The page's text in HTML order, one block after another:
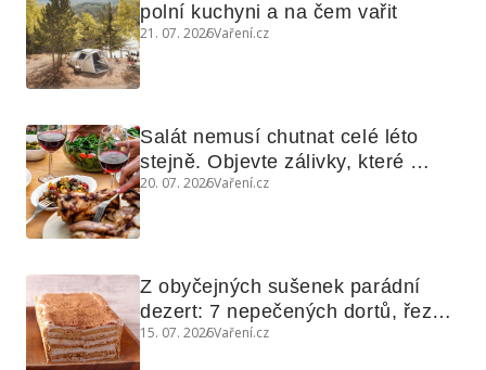
polní kuchyni a na čem vařit
21. 07. 2026Vaření.cz
Salát nemusí chutnat celé léto
stejně. Objevte zálivky, které
využijete i na maso, nudle nebo
20. 07. 2026Vaření.cz
Z obyčejných sušenek parádní
dezert: 7 nepečených dortů, řezů
a koláčů
15. 07. 2026Vaření.cz